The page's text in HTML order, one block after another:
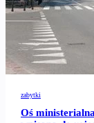
zabytki
Oś